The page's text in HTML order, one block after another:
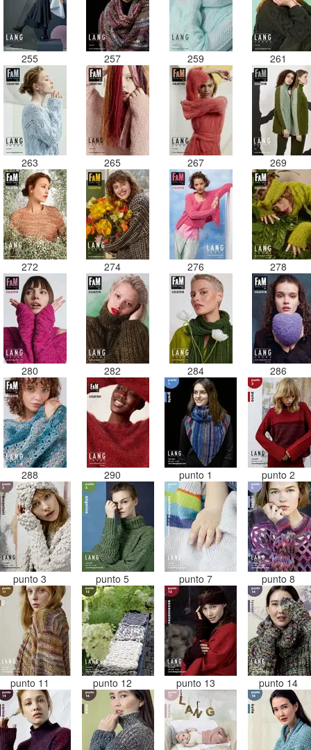
255 257 259 261
263 265 267 269
272 274 276 278
280 282 284 286
288 290 punto 1 punto 2
punto 3 punto 5 punto 7 punto 8
punto 11 punto 12 punto 13 punto 14